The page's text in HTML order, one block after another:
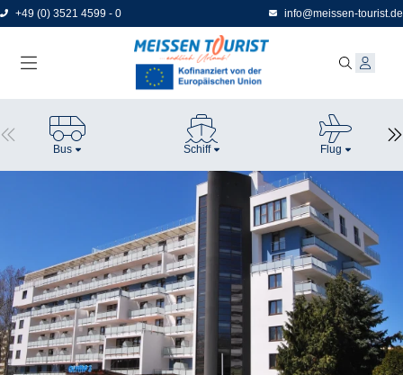
Direkt
zum
+49 (0) 3521 4599 - 0 info@meissen-tourist.de
Bus Schiff Flug